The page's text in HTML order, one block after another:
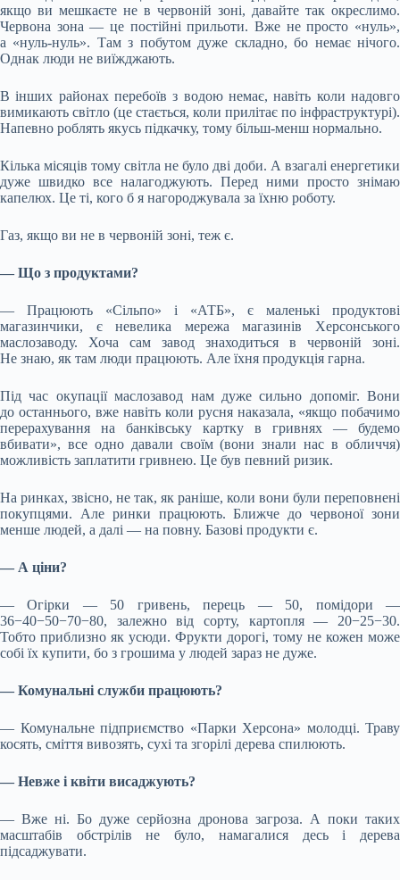
якщо ви мешкаєте не в червоній зоні, давайте так окреслимо.
Червона зона — це постійні прильоти. Вже не просто «нуль»,
а «нуль-нуль». Там з побутом дуже складно, бо немає нічого.
Однак люди не виїжджають.
В інших районах перебоїв з водою немає, навіть коли надовго
вимикають світло (це стається, коли прилітає по інфраструктурі).
Напевно роблять якусь підкачку, тому більш-менш нормально.
Кілька місяців тому світла не було дві доби. А взагалі енергетики
дуже швидко все налагоджують. Перед ними просто знімаю
капелюх. Це ті, кого б я нагороджувала за їхню роботу.
Газ, якщо ви не в червоній зоні, теж є.
— Що з продуктами?
— Працюють «Сільпо» і «АТБ», є маленькі продуктові
магазинчики, є невелика мережа магазинів Херсонського
маслозаводу. Хоча сам завод знаходиться в червоній зоні.
Не знаю, як там люди працюють. Але їхня продукція гарна.
Під час окупації маслозавод нам дуже сильно допоміг. Вони
до останнього, вже навіть коли русня наказала, «якщо побачимо
перерахування на банківську картку в гривнях — будемо
вбивати», все одно давали своїм (вони знали нас в обличчя)
можливість заплатити гривнею. Це був певний ризик.
На ринках, звісно, не так, як раніше, коли вони були переповнені
покупцями. Але ринки працюють. Ближче до червоної зони
менше людей, а далі — на повну. Базові продукти є.
— А ціни?
— Огірки — 50 гривень, перець — 50, помідори —
36−40−50−70−80, залежно від сорту, картопля — 20−25−30.
Тобто приблизно як усюди. Фрукти дорогі, тому не кожен може
собі їх купити, бо з грошима у людей зараз не дуже.
— Комунальні служби працюють?
— Комунальне підприємство «Парки Херсона» молодці. Траву
косять, сміття вивозять, сухі та згорілі дерева спилюють.
— Невже і квіти висаджують?
— Вже ні. Бо дуже серйозна дронова загроза. А поки таких
масштабів обстрілів не було, намагалися десь і дерева
підсаджувати.